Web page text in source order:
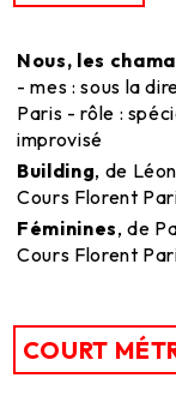
Nous, les
- mes : sous la
Paris - rôle :
improvisé
Building, de
Cours Florent
Féminines, de
Cours Florent
COURT